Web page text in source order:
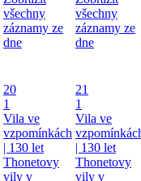
všechny
záznamy ze
dne
všechny
záznamy ze
dne
20
1
Vila ve
vzpomínkách
| 130 let
Thonetovy
vily v
21
1
Vila ve
| 130 let
Thonetovy
vily v